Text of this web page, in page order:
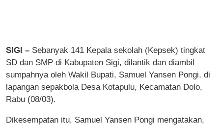
SIGI – Sebanyak 141 Kepala sekolah (Kepsek) tingkat
SD dan SMP di Kabupaten Sigi, dilantik dan diambil
sumpahnya oleh Wakil Bupati, Samuel Yansen Pongi, di
lapangan sepakbola Desa Kotapulu, Kecamatan Dolo,
Rabu (08/03).
Dikesempatan itu, Samuel Yansen Pongi mengatakan,